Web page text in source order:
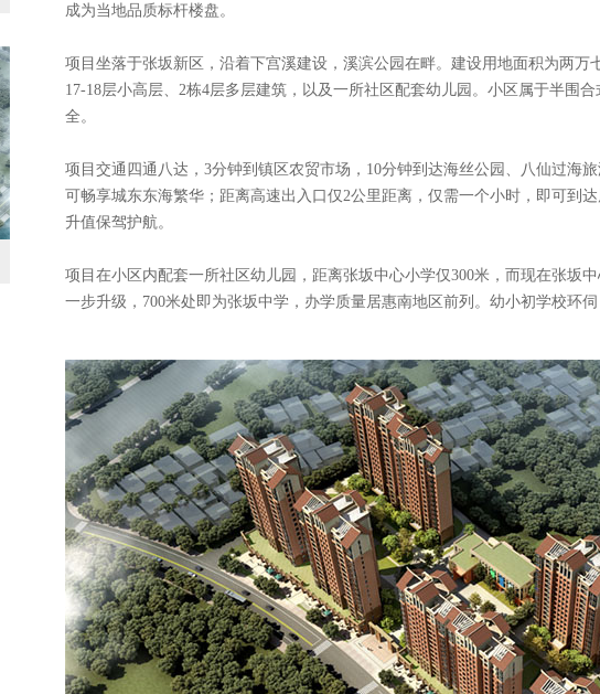
成为当地品质标杆楼盘。
项目坐落于张坂新区，沿着下宫溪建设，溪滨公园在畔。建设用地面积为两万
17-18层小高层、2栋4层多层建筑，以及一所社区配套幼儿园。小区属于半围
全。
项目交通四通八达，3分钟到镇区农贸市场，10分钟到达海丝公园、八仙过海
可畅享城东东海繁华；距离高速出入口仅2公里距离，仅需一个小时，即可到
升值保驾护航。
项目在小区内配套一所社区幼儿园，距离张坂中心小学仅300米，而现在张坂
一步升级，700米处即为张坂中学，办学质量居惠南地区前列。幼小初学校环